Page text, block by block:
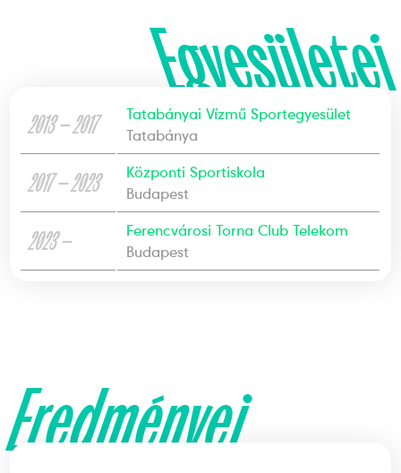
Egyesületei
2013 — 2017
Tatabányai Vízmű Sportegyesület
Tatabánya
2017 — 2023
Központi Sportiskola
Budapest
2023 —
Ferencvárosi Torna Club Telekom
Budapest
Eredményei